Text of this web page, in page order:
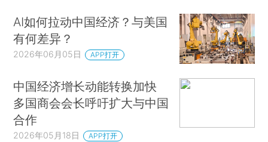
AI如何拉动中国经济？与美国
有何差异？
2026年06月05日 APP打开
中国经济增长动能转换加快
多国商会会长呼吁扩大与中国
合作
2026年05月18日 APP打开